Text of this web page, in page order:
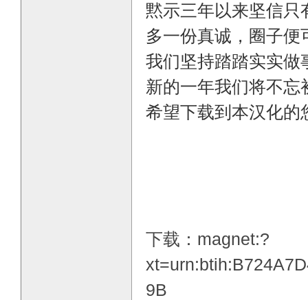
黙示三年以来坚信只
多一份真诚，圈子便
我们坚持踏踏实实做
新的一年我们将不忘
希望下载到本汉化的
下载：magnet:?
9B